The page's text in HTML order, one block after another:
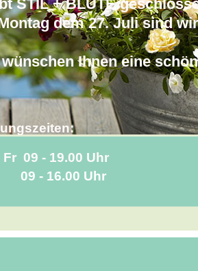
STIL + BLÜTE
dem 27. Juli sindwir
Ihneneine
Fr 09 - 19.00 Uhr
09 - 16.00 Uhr